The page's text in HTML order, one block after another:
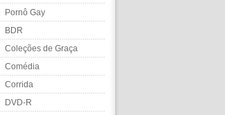
Pornô Gay
BDR
Coleções de Graça
Comédia
Corrida
DVD-R